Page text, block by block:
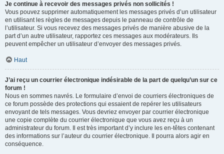
Je continue à recevoir des messages privés non sollicités !
Vous pouvez supprimer automatiquement les messages privés d’un utilisateur
en utilisant les règles de messages depuis le panneau de contrôle de
l’utilisateur. Si vous recevez des messages privés de manière abusive de la
part d’un autre utilisateur, rapportez ces messages aux modérateurs. Ils
peuvent empêcher un utilisateur d’envoyer des messages privés.
Haut
J’ai reçu un courrier électronique indésirable de la part de quelqu’un sur ce
forum !
Nous en sommes navrés. Le formulaire d’envoi de courriers électroniques de
ce forum possède des protections qui essaient de repérer les utilisateurs
envoyant de tels messages. Vous devriez envoyer par courrier électronique
une copie complète du courrier électronique que vous avez reçu à un
administrateur du forum. Il est très important d’y inclure les en-têtes contenant
des informations sur l’auteur du courrier électronique. Il pourra alors agir en
conséquence.